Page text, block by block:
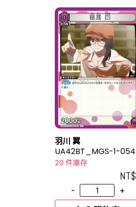
羽川 翼
UA42BT_MGS-1-054
C
20 件庫存
NT$
-
+